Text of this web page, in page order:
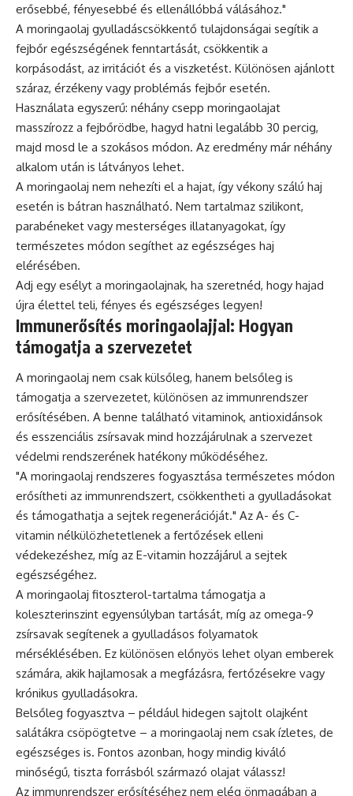
erősebbé, fényesebbé és ellenállóbbá válásához."
A moringaolaj gyulladáscsökkentő tulajdonságai segítik a
fejbőr egészségének fenntartását, csökkentik a
korpásodást, az irritációt és a viszketést. Különösen ajánlott
száraz, érzékeny vagy problémás fejbőr esetén.
Használata egyszerű: néhány csepp moringaolajat
masszírozz a fejbőrödbe, hagyd hatni legalább 30 percig,
majd mosd le a szokásos módon. Az eredmény már néhány
alkalom után is látványos lehet.
A moringaolaj nem nehezíti el a hajat, így vékony szálú haj
esetén is bátran használható. Nem tartalmaz szilikont,
parabéneket vagy mesterséges illatanyagokat, így
természetes módon segíthet az egészséges haj
elérésében.
Adj egy esélyt a moringaolajnak, ha szeretnéd, hogy hajad
újra élettel teli, fényes és egészséges legyen!
Immunerősítés moringaolajjal: Hogyan
támogatja a szervezetet
A moringaolaj nem csak külsőleg, hanem belsőleg is
támogatja a szervezetet, különösen az immunrendszer
erősítésében. A benne található vitaminok, antioxidánsok
és esszenciális zsírsavak mind hozzájárulnak a szervezet
védelmi rendszerének hatékony működéséhez.
"A moringaolaj rendszeres fogyasztása természetes módon
erősítheti az immunrendszert, csökkentheti a gyulladásokat
és támogathatja a sejtek regenerációját." Az A- és C-
vitamin nélkülözhetetlenek a fertőzések elleni
védekezéshez, míg az E-vitamin hozzájárul a sejtek
egészségéhez.
A moringaolaj fitoszterol-tartalma támogatja a
koleszterinszint egyensúlyban tartását, míg az omega-9
zsírsavak segítenek a gyulladásos folyamatok
mérséklésében. Ez különösen előnyös lehet olyan emberek
számára, akik hajlamosak a megfázásra, fertőzésekre vagy
krónikus gyulladásokra.
Belsőleg fogyasztva – például hidegen sajtolt olajként
salátákra csöpögtetve – a moringaolaj nem csak ízletes, de
egészséges is. Fontos azonban, hogy mindig kiváló
minőségű, tiszta forrásból származó olajat válassz!
Az immunrendszer erősítéséhez nem elég önmagában a